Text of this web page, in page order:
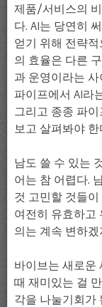
제품/서비스의
다. AI는 당연히
얻기 위해 전략
의 효율은 다른
과 운영이라는
파이프에서 AI라
그리고 종종 파
보고 살펴봐야 한
남도 쓸 수 있는
어는 참 어렵다.
것 고민할 것들
여전히 유효하고
의는 계속 변하겠
바이브는 새로운
때 재미있는 걸
각을 나눌기회가